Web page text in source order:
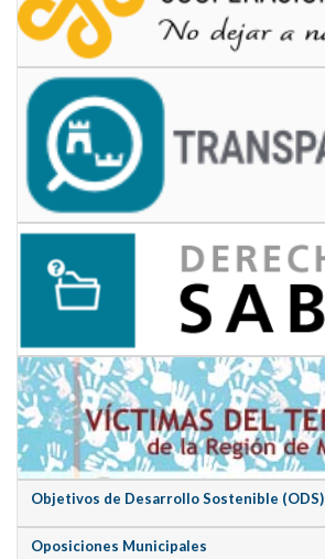
Objetivos de Desarrollo Sostenible (ODS)
Oposiciones Municipales